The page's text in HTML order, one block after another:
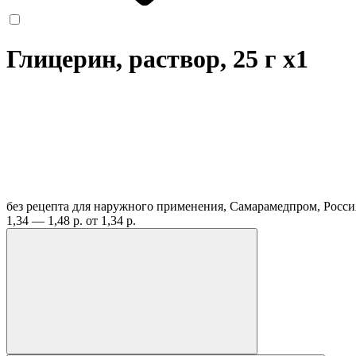
Глицерин, раствор, 25 г x1
без рецепта для наружного применения, Самарамедпром,
1,34 — 1,48 р. от 1,34 р.